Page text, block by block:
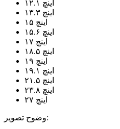
۱۲.۱ اینچ
۱۳.۳ اینچ
۱۵ اینچ
۱۵.۶ اینچ
۱۷ اینچ
۱۸.۵ اینچ
۱۹ اینچ
۱۹.۱ اینچ
۲۱.۵ اینچ
۲۳.۸ اینچ
۲۷ اینچ
وضوح تصویر: